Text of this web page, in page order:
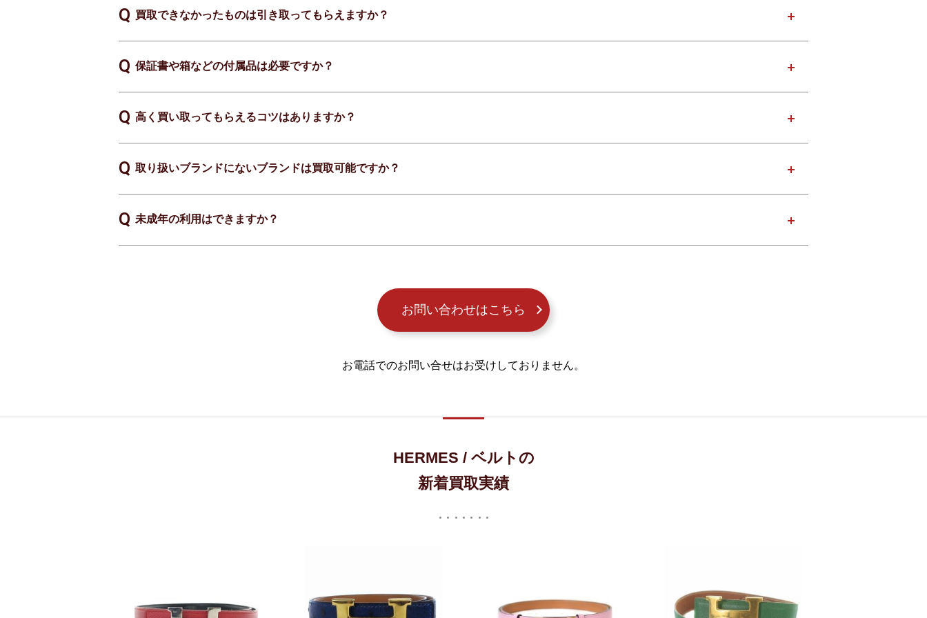
買取できなかったものは引き取ってもらえますか？
保証書や箱などの付属品は必要ですか？
高く買い取ってもらえるコツはありますか？
取り扱いブランドにないブランドは買取可能ですか？
未成年の利用はできますか？
お問い合わせはこちら
お電話でのお問い合せはお受けしておりません。
HERMES / ベルトの
新着買取実績